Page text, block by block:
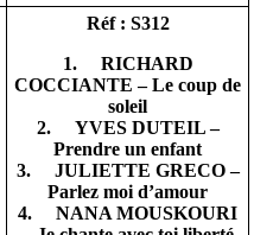
Réf : S312
1. RICHARD
COCCIANTE – Le coup de
soleil
2. YVES DUTEIL –
Prendre un enfant
3. JULIETTE GRECO –
Parlez moi d’amour
4. NANA MOUSKOURI